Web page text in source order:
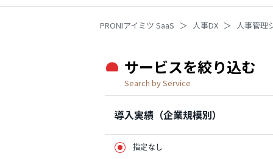
PRONIアイミツ SaaS 人事DX 人事管理
サービスを絞り込む
Search by Service
導入実績（企業規模別）
指定なし